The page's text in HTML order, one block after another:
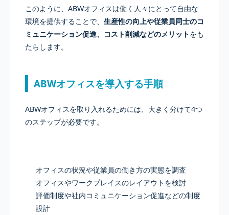
このように、ABWオフィスは働く人々にとって自由な
環境を提供することで、 生産性の向上や従業員同士のコ
ミュニケーション促進、コスト削減などのメリットをも
たらします。
ABWオフィスを導入する手順
ABWオフィスを取り入れるためには、大きく分けて4つ
のステップが必要です。
オフィスの状況や従業員の働き方の実態を調査
オフィスやワークプレイスのレイアウトを検討
評価制度や社内コミュニケーション促進などの制度
設計